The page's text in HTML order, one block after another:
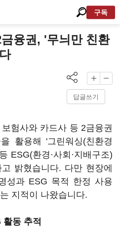
구독
융권, '무늬만 친환
답글쓰기
험사와 카드사 등 2금융권
활용해 '그린워싱(친환경
ESG(환경·사회·지배구조)
밝혔습니다. 다만 현장에
성과 ESG 목적 한정 사용
지적이 나왔습니다.
동 추적